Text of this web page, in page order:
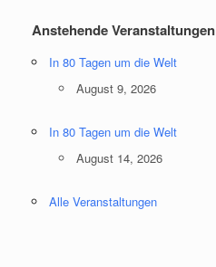
Anstehende Veranstaltungen
In 80 Tagen um die Welt
August 9, 2026
In 80 Tagen um die Welt
August 14, 2026
Alle Veranstaltungen